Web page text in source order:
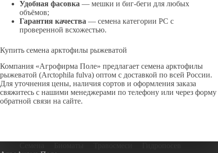
Удобная фасовка — мешки и биг-беги для любых
объёмов;
Гарантия качества — семена категории РС с
проверенной всхожестью.
Купить семена арктофилы рыжеватой
Компания «Агрофирма Поле» предлагает семена арктофилы
рыжеватой (Arctophila fulva) оптом с доставкой по всей России.
Для уточнения цены, наличия сортов и оформления заказа
свяжитесь с нашими менеджерами по телефону или через форму
обратной связи на сайте.